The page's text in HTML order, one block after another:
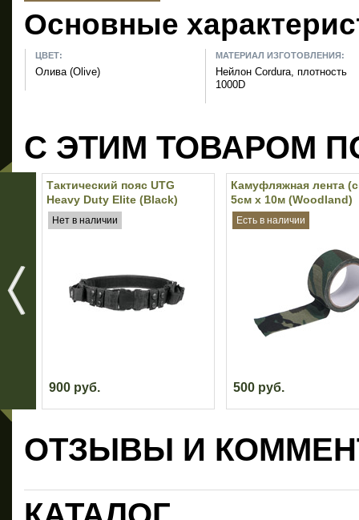
Основные
ЦВЕТ:
Олива (Olive)
МАТЕРИАЛ ИЗГОТОВЛЕНИЯ:
Нейлон Cordura, плотность
1000D
С ЭТИМ ТОВАРОМ
Тактический пояс UTG
Heavy Duty Elite (Black)
Нет в наличии
900 руб.
Камуфляжная лента
5см х 10м (Woodland)
Есть в наличии
500 руб.
ОТЗЫВЫ И